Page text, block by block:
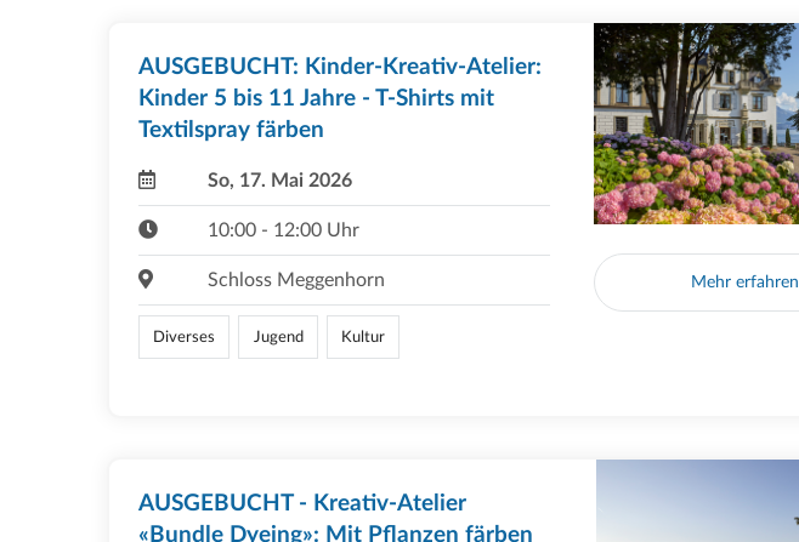
AUSGEBUCHT: Kinder-Kreativ-Atelier:
Kinder 5 bis 11 Jahre - T-Shirts mit
Textilspray färben
So, 17. Mai 2026
10:00 - 12:00 Uhr
Schloss Meggenhorn
Diverses Jugend Kultur
Mehr erfahren
AUSGEBUCHT - Kreativ-Atelier
«Bundle Dyeing»: Mit Pflanzen färben